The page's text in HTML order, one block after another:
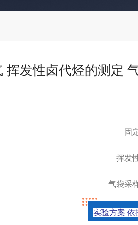
挥发性卤代烃的测定
固
挥发
气袋采
实验方案 依